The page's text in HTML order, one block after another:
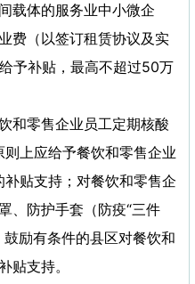
载体的服务业中小微企
费（以签订租赁协议及实
予补贴，最高不超过50万
和零售企业员工定期核酸
上应给予餐饮和零售企业
贴支持；对餐饮和零售企
、防护手套（防疫“三件
励有条件的县区对餐饮和
贴支持。